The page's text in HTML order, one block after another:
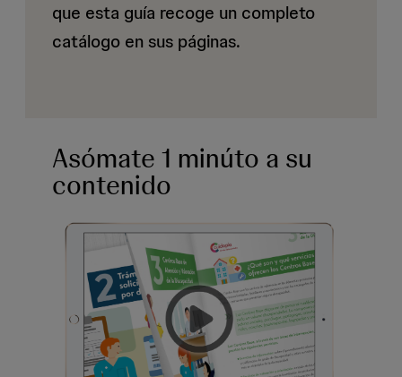
que esta guía recoge un completo
catálogo en sus páginas.
Asómate 1 minúto a su
contenido